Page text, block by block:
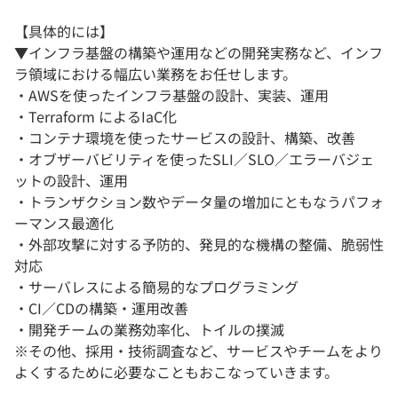
【具体的には】
▼インフラ基盤の構築や運用などの開発実務など、インフ
ラ領域における幅広い業務をお任せします。
・AWSを使ったインフラ基盤の設計、実装、運用
・Terraform によるIaC化
・コンテナ環境を使ったサービスの設計、構築、改善
・オブザーバビリティを使ったSLI／SLO／エラーバジェ
ットの設計、運用
・トランザクション数やデータ量の増加にともなうパフォ
ーマンス最適化
・外部攻撃に対する予防的、発見的な機構の整備、脆弱性
対応
・サーバレスによる簡易的なプログラミング
・CI／CDの構築・運用改善
・開発チームの業務効率化、トイルの撲滅
※その他、採用・技術調査など、サービスやチームをより
よくするために必要なこともおこなっていきます。